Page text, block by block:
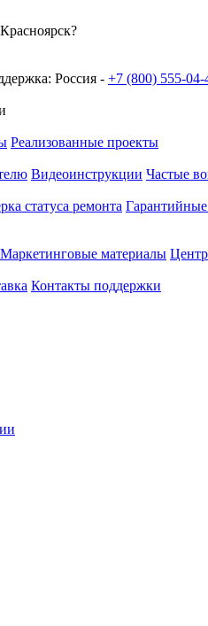
Россия - +7 (800) 555-04-
Реализованные проекты
Видеоинструкции Частые
статуса ремонта Гарантийные
Маркетинговые материалы Центр
Контакты поддержки